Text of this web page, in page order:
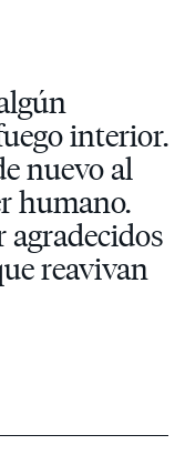
interior.
nuevo al
humano.
agradecidos
reavivan